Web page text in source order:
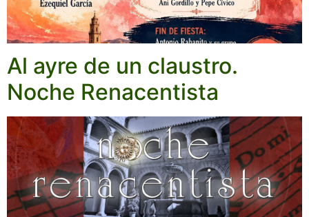
Al ayre de un claustro.
Noche Renacentista